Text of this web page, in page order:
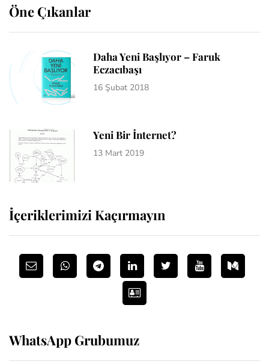
Öne Çıkanlar
Daha Yeni Başlıyor – Faruk
Eczacıbaşı
16 Şubat 2018
Yeni Bir İnternet?
13 Mart 2019
İçeriklerimizi Kaçırmayın
WhatsApp Grubumuz